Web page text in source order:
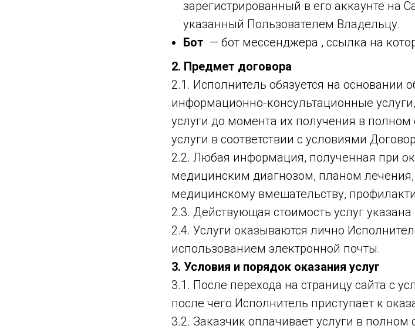
зарегистрированный в его аккаунте на
указанный Пользователем Владельцу.
Бот — бот мессенджера , ссылка на
2. Предмет договора
2.1. Исполнитель обязуется на основании
информационно-консультационные
услуги до момента их получения в
услуги в соответствии с условиями
2.2. Любая информация, полученная при
медицинским диагнозом, планом
медицинскому вмешательству,
2.3. Действующая стоимость услуг указана
2.4. Услуги оказываются лично
использованием электронной почты.
3. Условия и порядок оказания услуг
3.1. После перехода на страницу сайта с
после чего Исполнитель приступает к
3.2. Заказчик оплачивает услуги в